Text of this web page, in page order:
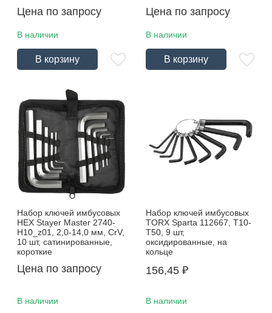
Цена по запросу
В наличии
В корзину
Цена по запросу
В наличии
В корзину
Набор ключей имбусовых
HEX Stayer Master 2740-
Н10_z01, 2,0-14,0 мм, CrV,
10 шт, сатинированные,
короткие
Цена по запросу
В наличии
Набор ключей имбусовых
TORX Sparta 112667, Т10-
Т50, 9 шт,
оксидированные, на
кольце
156,45 ₽
В наличии